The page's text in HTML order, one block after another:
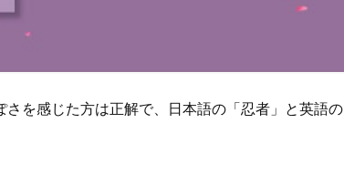
を感じた方は正解で、日本語の「忍者」と英語の